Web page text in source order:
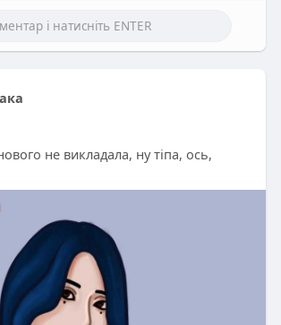
не викладала, ну тіпа, ось,